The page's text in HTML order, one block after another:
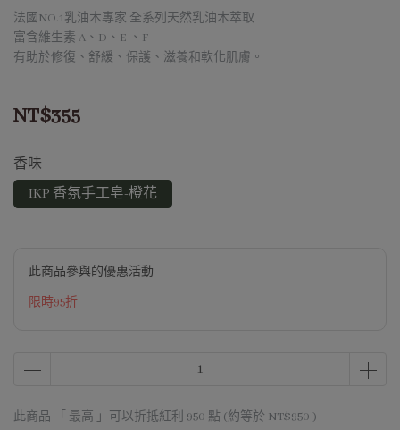
法國NO.1乳油木專家 全系列天然乳油木萃取
富含維生素 A、D、E 、F
有助於修復、舒緩、保護、滋養和軟化肌膚。
NT$355
香味
IKP 香氛手工皂-橙花
此商品參與的優惠活動
限時95折
此商品 「 最高 」可以折抵紅利 950 點 (約等於 NT$950 )